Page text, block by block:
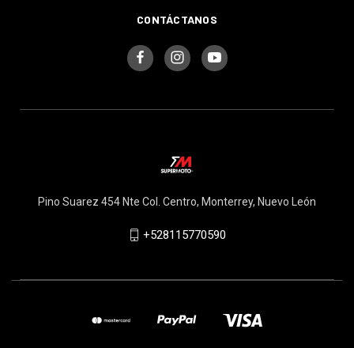
CONTÁCTANOS
Pino Suarez 454 Nte Col. Centro, Monterrey, Nuevo León
+528115770590